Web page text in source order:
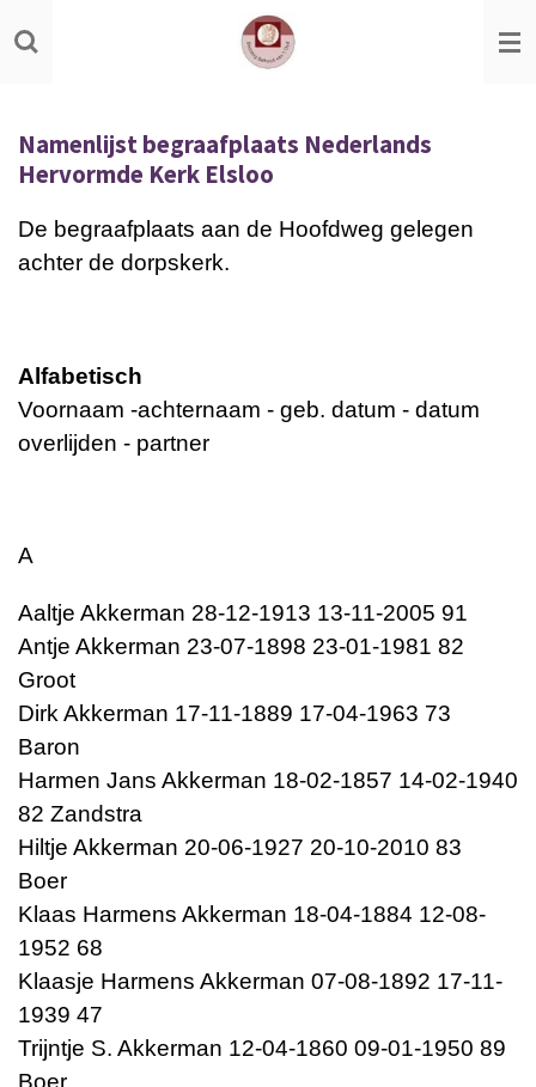
Ga
direct
hoofdinhoud
Namenlijst begraafplaats Nederlands
Hervormde Kerk Elsloo
De begraafplaats aan de Hoofdweg gelegen
achter de dorpskerk.
Alfabetisch
Voornaam -achternaam - geb. datum - datum
overlijden - partner
A
Aaltje Akkerman 28-12-1913 13-11-2005 91
Antje Akkerman 23-07-1898 23-01-1981 82
Groot
Dirk Akkerman 17-11-1889 17-04-1963 73
Baron
Harmen Jans Akkerman 18-02-1857 14-02-1940
82 Zandstra
Hiltje Akkerman 20-06-1927 20-10-2010 83
Boer
Klaas Harmens Akkerman 18-04-1884 12-08-
1952 68
Klaasje Harmens Akkerman 07-08-1892 17-11-
1939 47
Trijntje S. Akkerman 12-04-1860 09-01-1950 89
Boer